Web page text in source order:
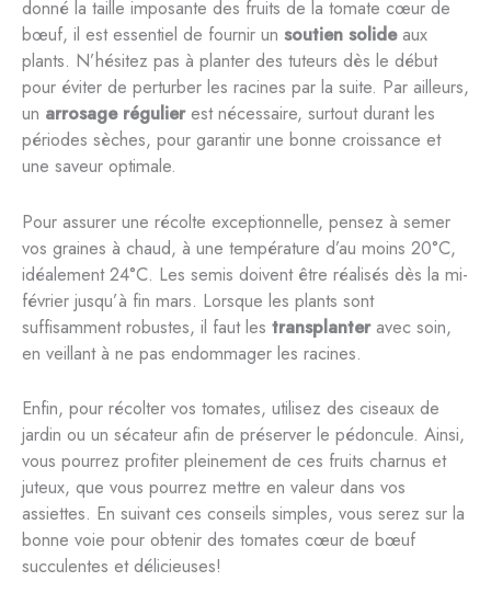
donné la taille imposante des fruits de la tomate cœur de
bœuf, il est essentiel de fournir un soutien solideaux
plants. N’hésitez pas à planter des tuteurs dès le début
pour éviter de perturber les racines par la suite. Par ailleurs,
un arrosage régulierest nécessaire, surtout durant les
périodes sèches, pour garantir une bonne croissance et
une saveur optimale.
Pour assurer une récolte exceptionnelle, pensez à semer
vos graines à chaud, à une température d’au moins 20°C,
idéalement 24°C. Les semis doivent être réalisés dès la mi-
février jusqu’à fin mars. Lorsque les plants sont
suffisamment robustes, il faut les transplanteravec soin,
en veillant à ne pas endommager les racines.
Enfin, pour récolter vos tomates, utilisez des ciseaux de
jardin ou un sécateur afin de préserver le pédoncule. Ainsi,
vous pourrez profiter pleinement de ces fruits charnus et
juteux, que vous pourrez mettre en valeur dans vos
assiettes. En suivant ces conseils simples, vous serez sur la
bonne voie pour obtenir des tomates cœur de bœuf
succulentes et délicieuses!